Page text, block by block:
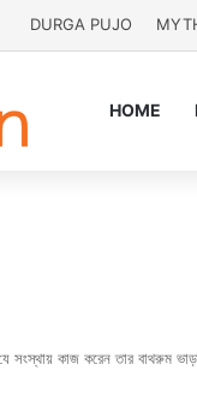
DURGA PUJO
HOME
সংস্থায় কাজ করেন তার বাথরুম